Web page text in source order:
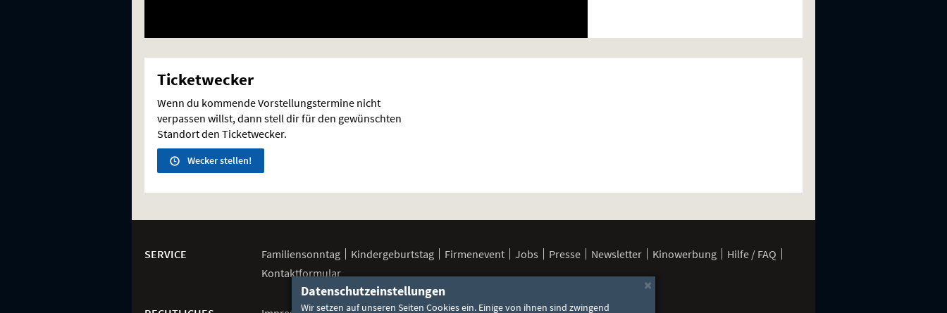
Ticketwecker
Wenn du kommende Vorstellungstermine nicht
verpassen willst, dann stell dir für den gewünschten
Standort den Ticketwecker.
Wecker stellen!
SERVICE Familiensonntag Kindergeburtstag Firmenevent Jobs Presse Newsletter Kinowerbung
Hilfe / FAQ
Kontaktformular
×
Datenschutzeinstellungen
Wir setzen auf unseren Seiten Cookies ein. Einige von ihnen sind zwingend